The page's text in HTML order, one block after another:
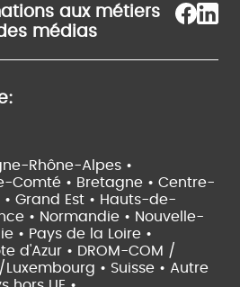
aux métiers
médias
Rhône-Alpes •
Comté • Bretagne • Centre-
Grand Est • Hauts-de-
• Normandie • Nouvelle-
• Pays de la Loire •
d'Azur • DROM-COM /
• Suisse • Autre